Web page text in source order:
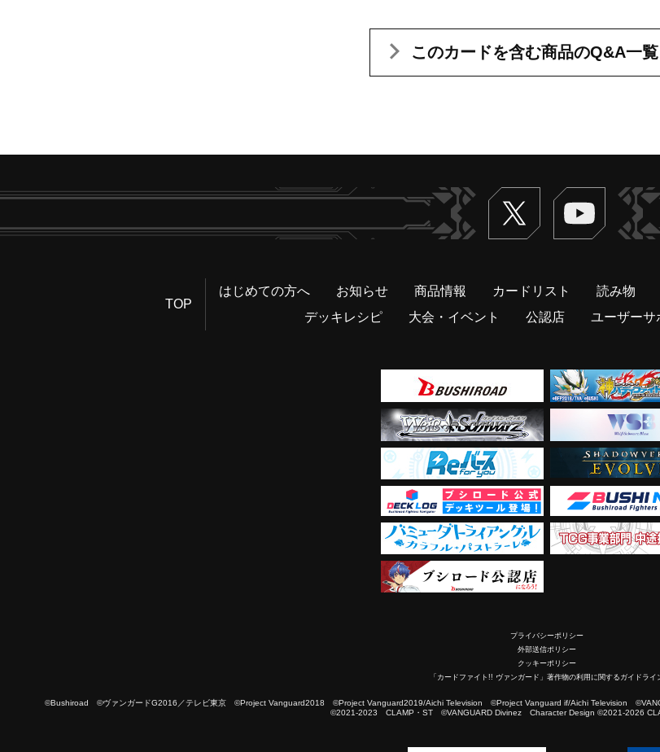
このカードを含む商品のQ&A一
Twitter ヴァン
TOP
はじめての方へ お知らせ 商品情報 カードリスト 読み物
デッキレシピ
大会・イベント 公認店 ユーザーサ
プライバシーポリシー
外部送信ポリシー
クッキーポリシー
「カードファイト!! ヴァンガード」著作物の利用に関するガイドライ
©Bushiroad ©ヴァンガードG2016／テレビ東京 ©Project Vanguard2018 ©Project Vanguard2019/Aichi Television ©Project Vanguard if/Aichi Television
©2021-2023 CLAMP・ST ©VANGUARD Divinez Character Design ©2021-2026